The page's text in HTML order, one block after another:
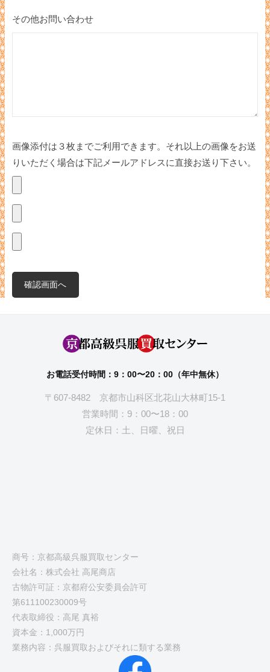
その他お問い合わせ
画像添付は３枚までご利用できます。それ以上の画像をお送
りいただく場合は下記メールアドレスに直接お送り下さい。
お電話受付時間：9：00〜20：00（年中無休）
〒607-8482 京都市山科区北花山大林町15-1
営業時間：9：00〜18：00
定休日：土、日曜、祝日
商号：京都高級呉服買取センター
会社名：株式会社 高尾商店
古物許可証：京都府公安委員会許可
第611100230009号
代表取締役：高尾 真裕
資本金：1,000万円
業務内容：呉服買取およびそれに類する業務